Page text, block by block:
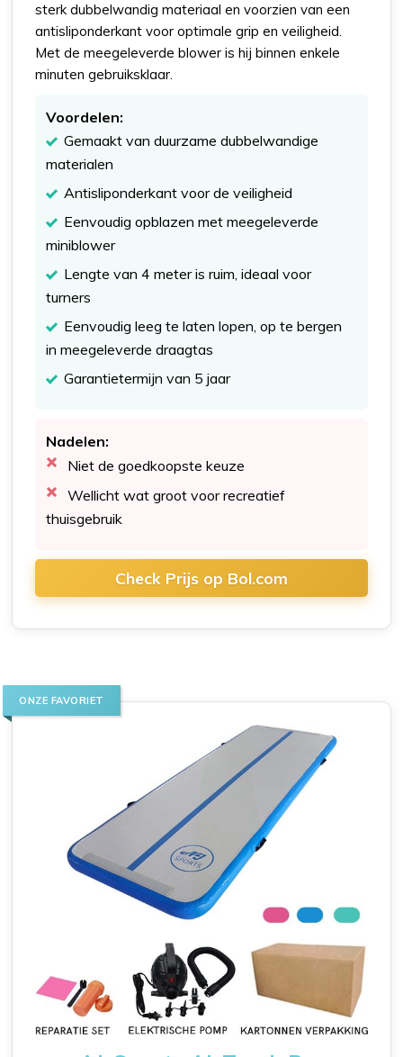
sterk dubbelwandig materiaal en voorzien van een
antisliponderkant voor optimale grip en veiligheid.
Met de meegeleverde blower is hij binnen enkele
minuten gebruiksklaar.
Voordelen:
Gemaakt van duurzame dubbelwandige
materialen
Antisliponderkant voor de veiligheid
Eenvoudig opblazen met meegeleverde
miniblower
Lengte van 4 meter is ruim, ideaal voor
turners
Eenvoudig leeg te laten lopen, op te bergen
in meegeleverde draagtas
Garantietermijn van 5 jaar
Nadelen:
Niet de goedkoopste keuze
Wellicht wat groot voor recreatief
thuisgebruik
Check Prijs op Bol.com
ONZE FAVORIET